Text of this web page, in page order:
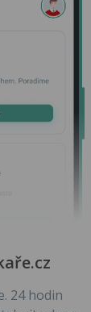
24 hodin